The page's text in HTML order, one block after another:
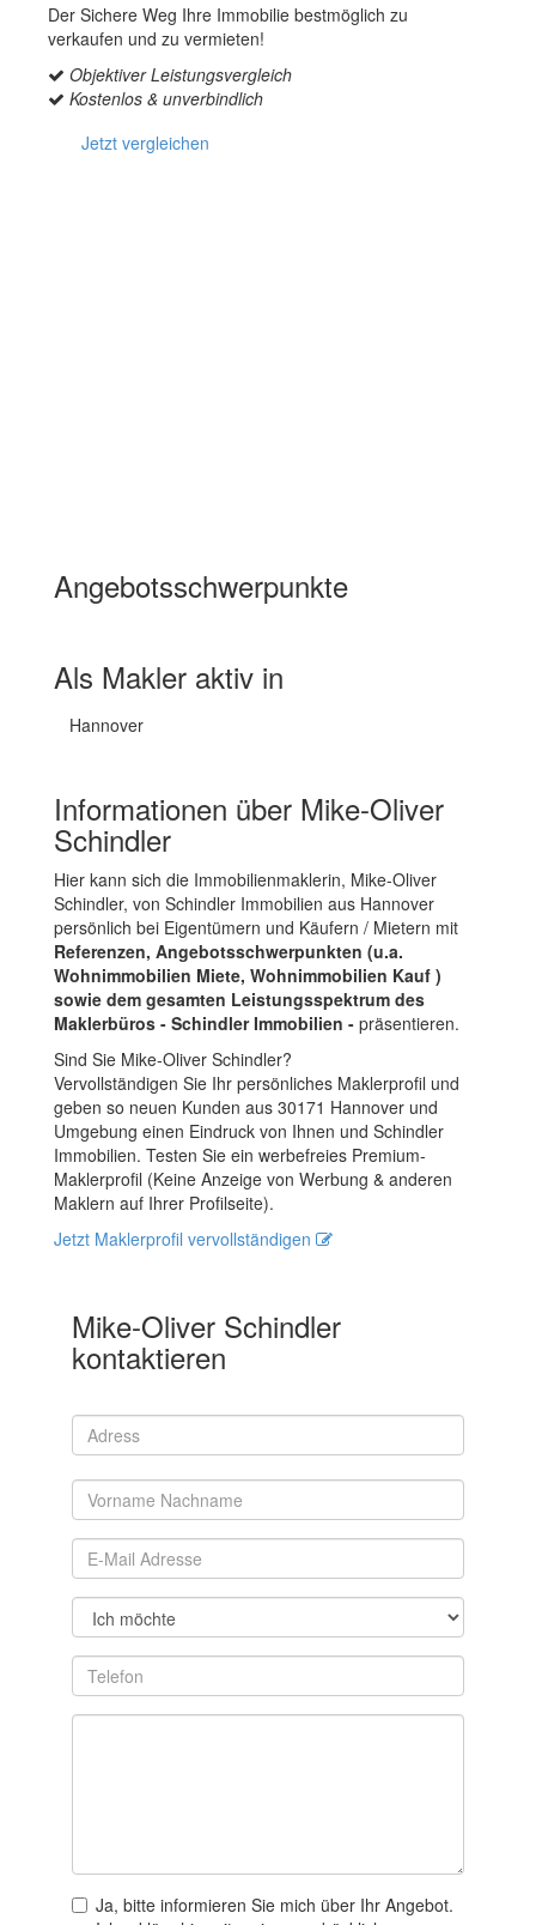
Der Sichere Weg Ihre Immobilie bestmöglich zu
verkaufen und zu vermieten!
Objektiver Leistungsvergleich
Kostenlos & unverbindlich
Jetzt vergleichen
Angebotsschwerpunkte
Als Makler aktiv in
Hannover
Informationen über Mike-Oliver
Schindler
Hier kann sich die Immobilienmaklerin, Mike-Oliver
Schindler, von Schindler Immobilien aus Hannover
persönlich bei Eigentümern und Käufern / Mietern mit
Referenzen, Angebotsschwerpunkten (u.a.
Wohnimmobilien Miete, Wohnimmobilien Kauf )
sowie dem gesamten Leistungsspektrum des
Maklerbüros - Schindler Immobilien - präsentieren.
Sind Sie Mike-Oliver Schindler?
Vervollständigen Sie Ihr persönliches Maklerprofil und
geben so neuen Kunden aus 30171 Hannover und
Umgebung einen Eindruck von Ihnen und Schindler
Immobilien. Testen Sie ein werbefreies Premium-
Maklerprofil (Keine Anzeige von Werbung & anderen
Maklern auf Ihrer Profilseite).
Jetzt Maklerprofil vervollständigen
Mike-Oliver Schindler
kontaktieren
Ja, bitte informieren Sie mich über Ihr Angebot.